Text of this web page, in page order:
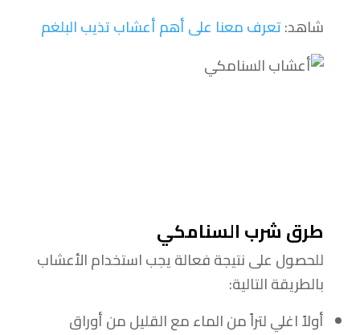
شاهد:تعرف معنا على أهم أعشاب تذيب البلغم
طرق شرب السنامكي
للحصول على نتيجة فعالة يجب استخدام الأعشاب
بالطريقة التالية:
أولاً اغلي لتراً من الماء مع القليل من أوراق